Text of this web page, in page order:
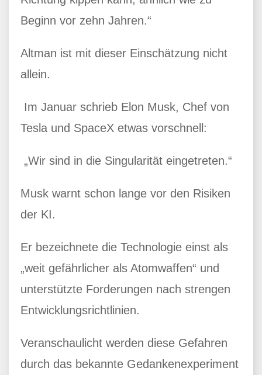
Beginn vor zehn Jahren.“
Altman ist mit dieser Einschätzung nicht
allein.
Im Januar schrieb Elon Musk, Chef von
Tesla und SpaceX etwas vorschnell:
„Wir sind in die Singularität eingetreten.“
Musk warnt schon lange vor den Risiken
der KI.
Er bezeichnete die Technologie einst als
„weit gefährlicher als Atomwaffen“ und
unterstützte Forderungen nach strengen
Entwicklungsrichtlinien.
Veranschaulicht werden diese Gefahren
durch das bekannte Gedankenexperiment